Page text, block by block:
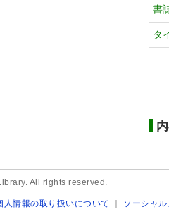
書
タ
All rights reserved.
人情報の取り扱いについて ｜ ソーシャ